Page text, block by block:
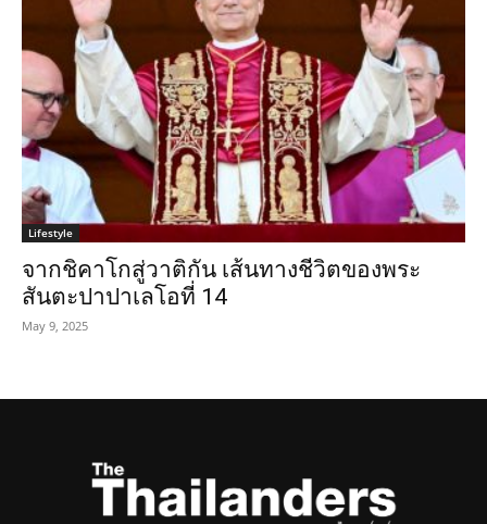
Lifestyle
จากชิคาโกสู่วาติกัน เส้นทางชีวิตของพระ
สันตะปาปาเลโอที่ 14
May 9, 2025